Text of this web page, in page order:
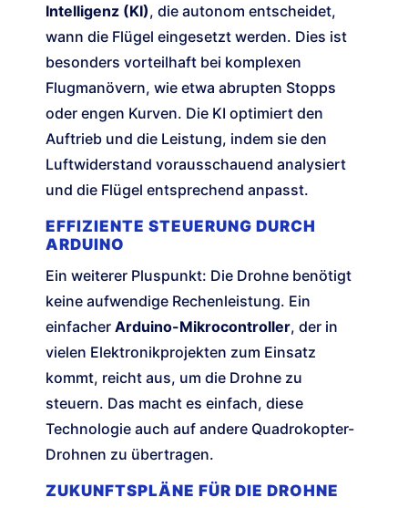
Intelligenz (KI), die autonom entscheidet,
wann die Flügel eingesetzt werden. Dies ist
besonders vorteilhaft bei komplexen
Flugmanövern, wie etwa abrupten Stopps
oder engen Kurven. Die KI optimiert den
Auftrieb und die Leistung, indem sie den
Luftwiderstand vorausschauend analysiert
und die Flügel entsprechend anpasst.
EFFIZIENTE STEUERUNG DURCH
ARDUINO
Ein weiterer Pluspunkt: Die Drohne benötigt
keine aufwendige Rechenleistung. Ein
einfacher Arduino-Mikrocontroller, der in
vielen Elektronikprojekten zum Einsatz
kommt, reicht aus, um die Drohne zu
steuern. Das macht es einfach, diese
Technologie auch auf andere Quadrokopter-
Drohnen zu übertragen.
ZUKUNFTSPLÄNE FÜR DIE DROHNE